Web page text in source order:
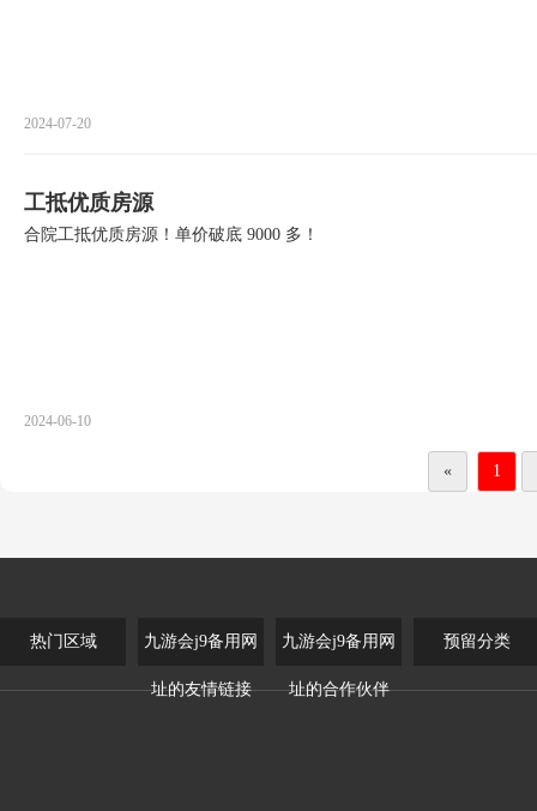
2024-07-20
工抵优质房源
合院工抵优质房源！单价破底 9000 多！
2024-06-10
« 1
热门区域 九游会j9备用网
址的友情链接
九游会j9备用网
址的合作伙伴
预留分类